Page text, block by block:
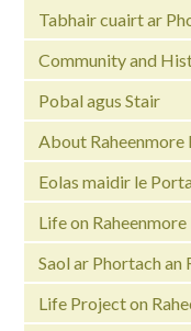
Tabhair cuairt ar
Community and
Pobal agus Stair
About Raheenmore
Eolas maidir le
Life on
Saol ar Phortach
Life Project on